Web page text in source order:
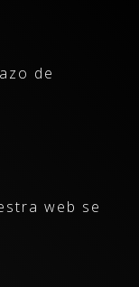
de
web se